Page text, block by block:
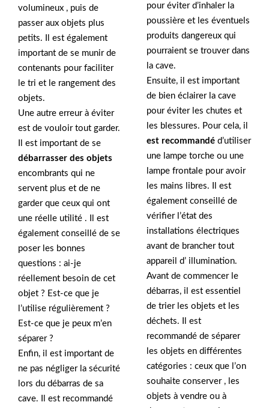
volumineux , puis de
passer aux objets plus
petits. Il est également
important de se munir de
contenants pour faciliter
le tri et le rangement des
objets.
Une autre erreur à éviter
est de vouloir tout garder.
Il est important de se
débarrasser des objets
encombrants qui ne
servent plus et de ne
garder que ceux qui ont
une réelle utilité . Il est
également conseillé de se
poser les bonnes
questions : ai-je
réellement besoin de cet
objet ? Est-ce que je
l’utilise régulièrement ?
Est-ce que je peux m’en
séparer ?
Enfin, il est important de
ne pas négliger la sécurité
lors du débarras de sa
cave. Il est recommandé
pour éviter d’inhaler la
poussière et les éventuels
produits dangereux qui
pourraient se trouver dans
la cave.
Ensuite, il est important
de bien éclairer la cave
pour éviter les chutes et
les blessures. Pour cela, il
est recommandé d’utiliser
une lampe torche ou une
lampe frontale pour avoir
les mains libres. Il est
également conseillé de
vérifier l’état des
installations électriques
avant de brancher tout
appareil d’ illumination.
Avant de commencer le
débarras, il est essentiel
de trier les objets et les
déchets. Il est
recommandé de séparer
les objets en différentes
catégories : ceux que l’on
souhaite conserver , les
objets à vendre ou à